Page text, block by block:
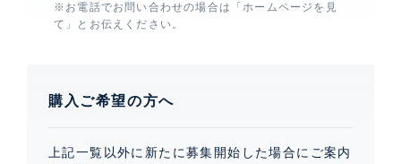
※お電話でお問い合わせの場合は「ホームページを見
て」とお伝えください。
購入ご希望の方へ
上記一覧以外に新たに募集開始した場合にご案内